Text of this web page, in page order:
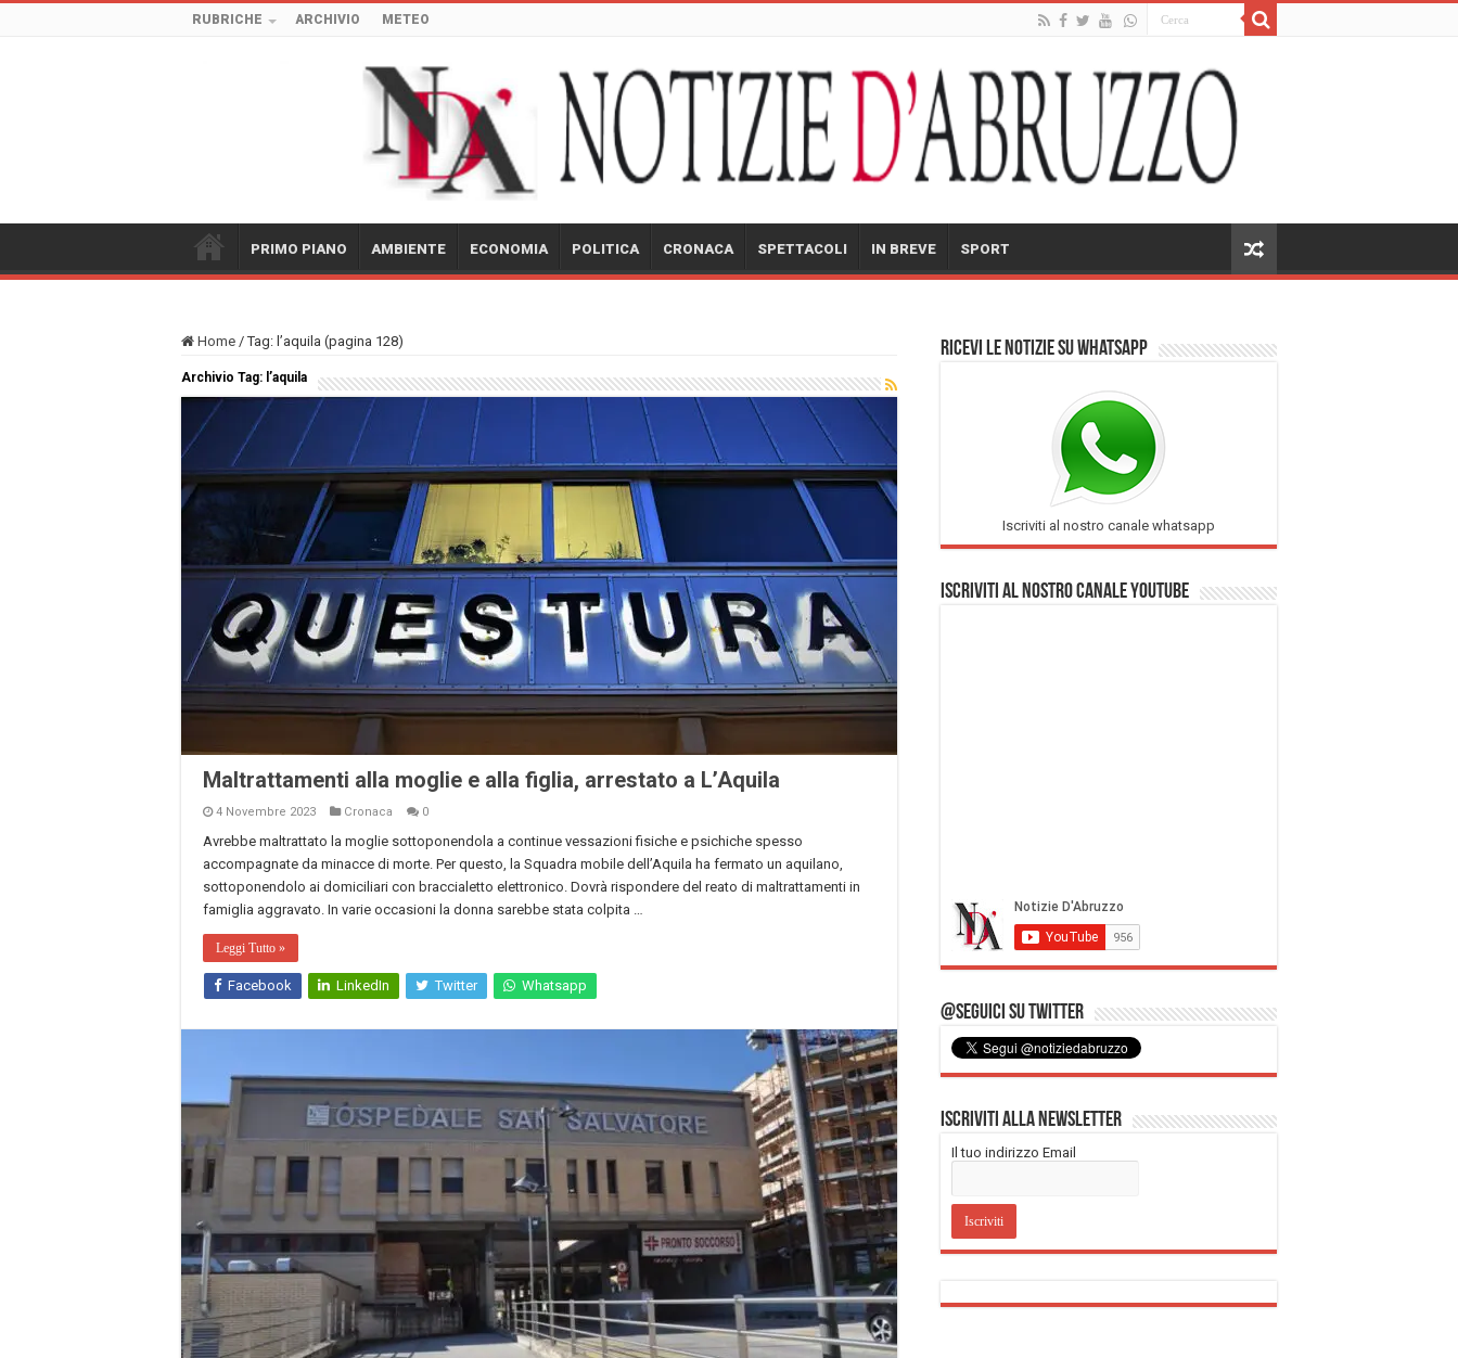
RUBRICHE ARCHIVIO METEO
PRIMO PIANO AMBIENTE ECONOMIA POLITICA CRONACA SPETTACOLI IN BREVE SPORT
Home / Tag: l’aquila (pagina 128)
Archivio Tag: l’aquila
Maltrattamenti alla moglie e alla figlia, arrestato a L’Aquila
4 Novembre 2023 Cronaca 0
Avrebbe maltrattato la moglie sottoponendola a continue vessazioni fisiche e psichiche spesso
accompagnate da minacce di morte. Per questo, la Squadra mobile dell’Aquila ha fermato un aquilano,
sottoponendolo ai domiciliari con braccialetto elettronico. Dovrà rispondere del reato di maltrattamenti in
famiglia aggravato. In varie occasioni la donna sarebbe stata colpita …
Leggi Tutto »
Facebook LinkedIn Twitter Whatsapp
Ricevi le notizie su Whatsapp
Iscriviti al nostro canale whatsapp
Iscriviti al nostro Canale Youtube
@Seguici su Twitter
Iscriviti alla Newsletter
Il tuo indirizzo Email